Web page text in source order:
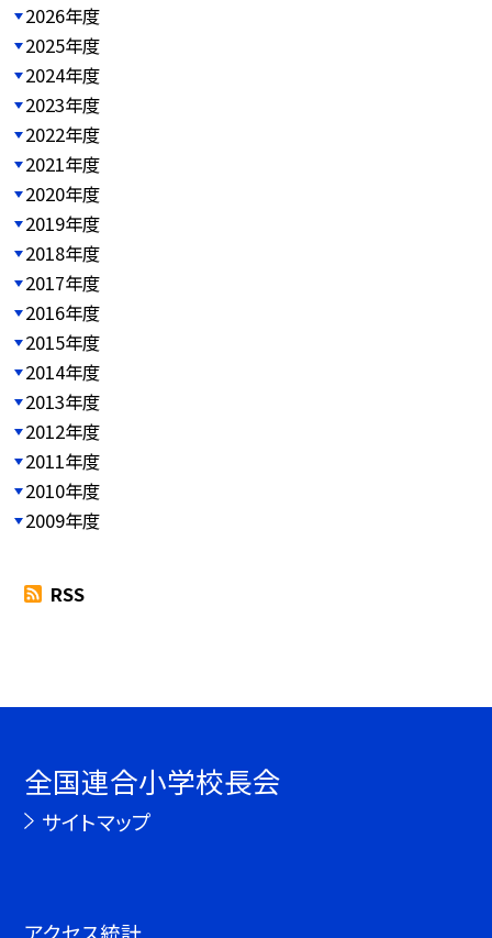
2026年度
2025年度
2024年度
2023年度
2022年度
2021年度
2020年度
2019年度
2018年度
2017年度
2016年度
2015年度
2014年度
2013年度
2012年度
2011年度
2010年度
2009年度
RSS
全国連合小学校長会
サイトマップ
アクセス統計